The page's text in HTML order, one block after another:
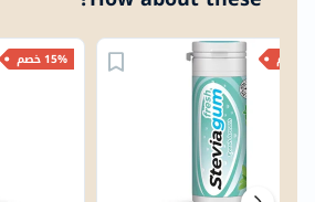
15% خصم